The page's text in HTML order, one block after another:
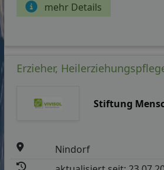
mehr Details
Erzieher,
Stiftung
Nindorf